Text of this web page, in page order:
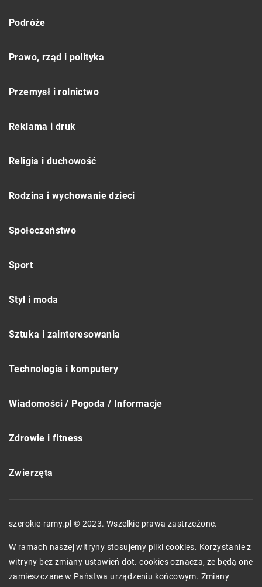
Podróże
Prawo, rząd i polityka
Przemysł i rolnictwo
Reklama i druk
Religia i duchowość
Rodzina i wychowanie dzieci
Społeczeństwo
Sport
Styl i moda
Sztuka i zainteresowania
Technologia i komputery
Wiadomości / Pogoda / Informacje
Zdrowie i fitness
Zwierzęta
szerokie-ramy.pl © 2023. Wszelkie prawa zastrzeżone.
W ramach naszej witryny stosujemy pliki cookies. Korzystanie z
witryny bez zmiany ustawień dot. cookies oznacza, że będą one
zamieszczane w Państwa urządzeniu końcowym. Zmiany